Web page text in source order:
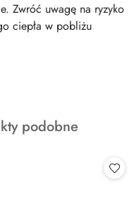
Zwróć uwagę na ryzyko
ciepła w pobliżu
podobne